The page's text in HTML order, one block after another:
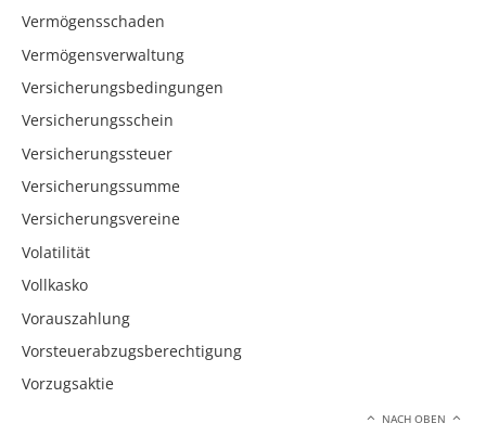
Vermögensschaden
Vermögensverwaltung
Versicherungsbedingungen
Versicherungsschein
Versicherungssteuer
Versicherungssumme
Versicherungsvereine
Volatilität
Vollkasko
Vorauszahlung
Vorsteuerabzugsberechtigung
Vorzugsaktie
NACH OBEN